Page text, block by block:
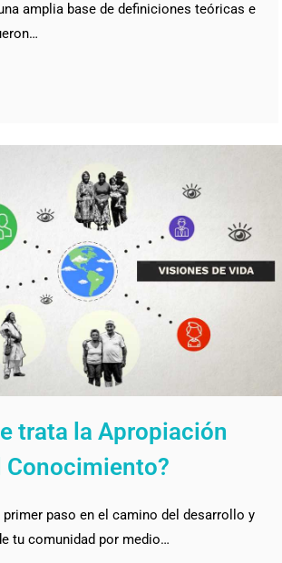
amplia base de definiciones teóricas e
trata la Apropiación
Conocimiento?
primer paso en el camino del desarrollo y
tu comunidad por medio…